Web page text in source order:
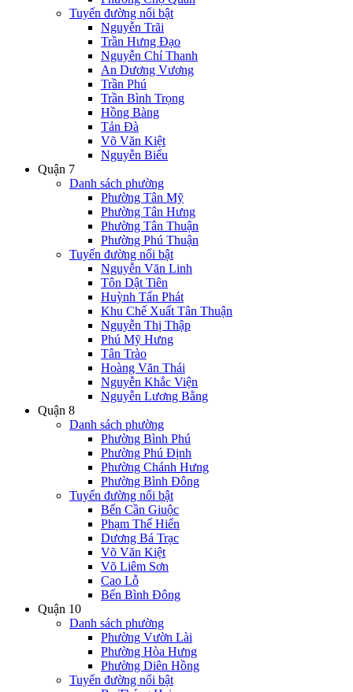
Tuyến đường nổi bật
Nguyễn Trãi
Trần Hưng Đạo
Nguyễn Chí Thanh
An Dương Vương
Trần Phú
Trần Bình Trọng
Hồng Bàng
Tản Đà
Võ Văn Kiệt
Nguyễn Biểu
Quận 7
Danh sách phường
Phường Tân Mỹ
Phường Tân Hưng
Phường Tân Thuận
Phường Phú Thuận
Tuyến đường nổi bật
Nguyễn Văn Linh
Tôn Dật Tiên
Huỳnh Tấn Phát
Khu Chế Xuất Tân Thuận
Nguyễn Thị Thập
Phú Mỹ Hưng
Tân Trào
Hoàng Văn Thái
Nguyễn Khắc Viện
Nguyễn Lương Bằng
Quận 8
Danh sách phường
Phường Bình Phú
Phường Phú Định
Phường Chánh Hưng
Phường Bình Đông
Tuyến đường nổi bật
Bến Cần Giuộc
Phạm Thế Hiển
Dương Bá Trạc
Võ Văn Kiệt
Võ Liêm Sơn
Cao Lỗ
Bến Bình Đông
Quận 10
Danh sách phường
Phường Vườn Lài
Phường Hòa Hưng
Phường Diên Hồng
Tuyến đường nổi bật